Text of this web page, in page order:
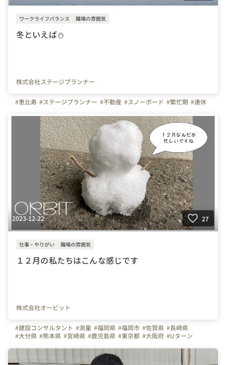
ワークライフバランス 職場の雰囲気
冬といえば⛄️
株式会社ステージプランナー
#恵比寿 #ステージプランナー #不動産 #スノーボード #繁忙期 #連休
2023-12-22 27
仕事・やりがい 職場の雰囲気
１２月の私たちはこんな感じです
株式会社オービット
#建設コンサルタント #測量 #福岡県 #福岡市 #佐賀県 #長崎県
#大分県 #熊本県 #宮崎県 #鹿児島県 #東京都 #大阪府 #Uターン